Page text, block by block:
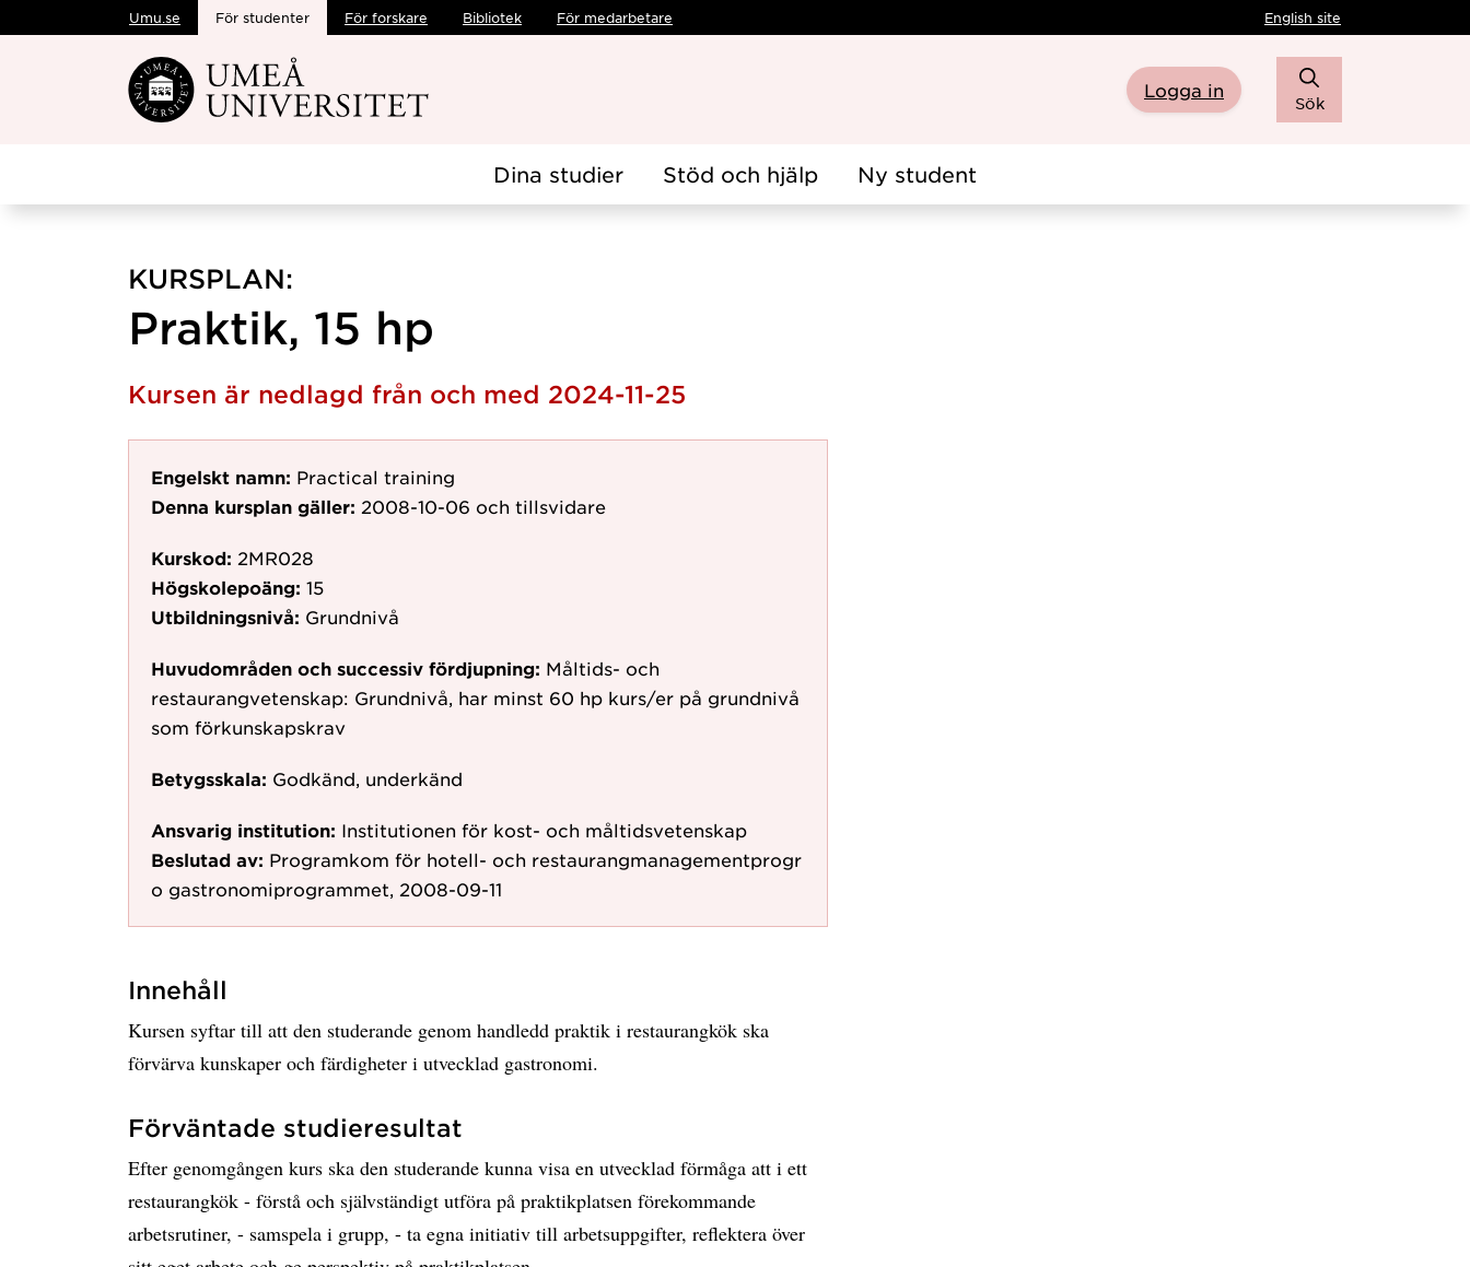
Hoppa direkt till innehållet
Umu.se För studenter För forskare Bibliotek För medarbetare English site
Logga in
Sök
Dina studier Stöd och hjälp Ny student
KURSPLAN:
Praktik, 15 hp
Kursen är nedlagd från och med 2024-11-25
Engelskt namn: Practical training
Denna kursplan gäller: 2008-10-06 och tillsvidare
Kurskod: 2MR028
Högskolepoäng: 15
Utbildningsnivå: Grundnivå
Huvudområden och successiv fördjupning: Måltids- och
restaurangvetenskap: Grundnivå, har minst 60 hp kurs/er på grundnivå
som förkunskapskrav
Betygsskala: Godkänd, underkänd
Ansvarig institution: Institutionen för kost- och måltidsvetenskap
Beslutad av: Programkom för hotell- och restaurangmanagementprogr
o gastronomiprogrammet, 2008-09-11
Innehåll
Kursen syftar till att den studerande genom handledd praktik i restaurangkök ska
förvärva kunskaper och färdigheter i utvecklad gastronomi.
Förväntade studieresultat
Efter genomgången kurs ska den studerande kunna visa en utvecklad förmåga att i ett
restaurangkök - förstå och självständigt utföra på praktikplatsen förekommande
arbetsrutiner, - samspela i grupp, - ta egna initiativ till arbetsuppgifter, reflektera över